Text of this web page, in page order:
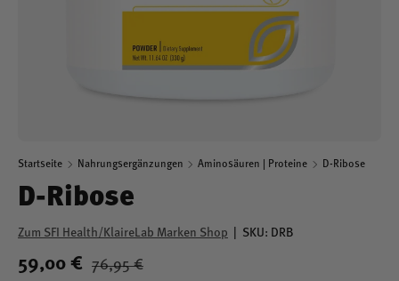
Startseite Nahrungsergänzungen Aminosäuren | Proteine D-Ribose
D-Ribose
Zum SFI Health/KlaireLab Marken Shop SKU: DRB
59,00 € 76,95 €